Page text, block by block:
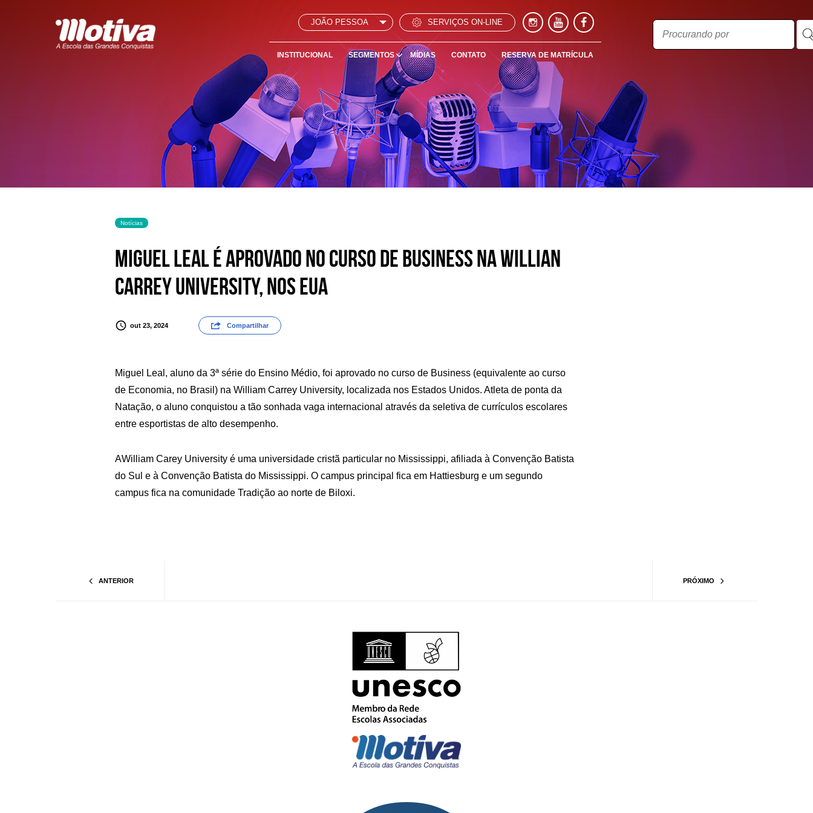
JOÃO PESSOA SERVIÇOS ON-LINE
INSTITUCIONAL SEGMENTOS MÍDIAS CONTATO RESERVA DE MATRÍCULA
Notícias
Miguel Leal é aprovado no curso de Business na Willian
Carrey University, nos EUA
out 23, 2024 Compartilhar
Miguel Leal, aluno da 3ª série do Ensino Médio, foi aprovado no curso de Business (equivalente ao curso
de Economia, no Brasil) na William Carrey University, localizada nos Estados Unidos. Atleta de ponta da
Natação, o aluno conquistou a tão sonhada vaga internacional através da seletiva de currículos escolares
entre esportistas de alto desempenho.
A William Carey University é uma universidade cristã particular no Mississippi, afiliada à Convenção Batista
do Sul e à Convenção Batista do Mississippi. O campus principal fica em Hattiesburg e um segundo
campus fica na comunidade Tradição ao norte de Biloxi.
ANTERIOR PRÓXIMO